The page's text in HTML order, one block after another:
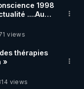
1998
....Au
views
thérapies
»
views